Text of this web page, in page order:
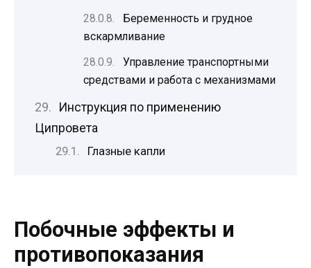
Беременность и грудное
вскармливание
Управление транспортными
средствами и работа с механизмами
Инструкция по применению
Ципровета
Глазные капли
Побочные эффекты и
противопоказания